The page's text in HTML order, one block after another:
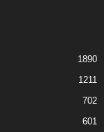
1890
1211
702
601